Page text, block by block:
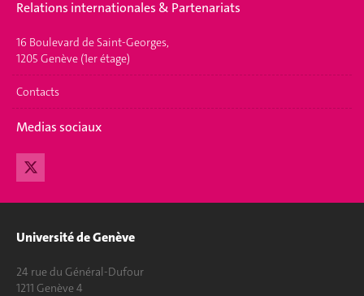
Relations internationales & Partenariats
16 Boulevard de Saint-Georges,
1205 Genève (1er étage)
Contacts
Medias sociaux
Université de Genève
24 rue du Général-Dufour
1211 Genève 4